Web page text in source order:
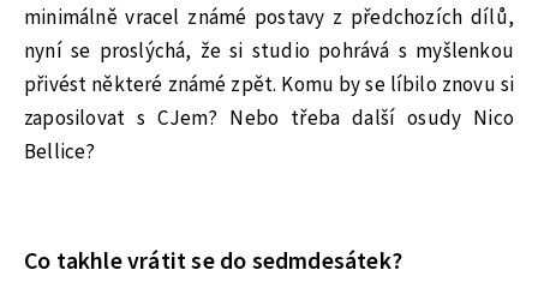
minimálně vracel známé postavy z předchozích dílů,
nyní se proslýchá, že si studio pohrává s myšlenkou
přivést některé známé zpět. Komu by se líbilo znovu si
zaposilovat s CJem? Nebo třeba další osudy Nico
Bellice?
Co takhle vrátit se do sedmdesátek?